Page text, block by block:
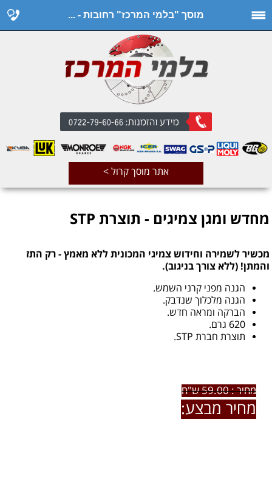
מוסך "בלמי המרכז" רחובות - ...
אתר מוסך קרול >
מחדש ומגן צמיגים - תוצרת STP
מכשיר לשמירה וחידוש צמיגי המכונית ללא מאמץ - רק התז
והמתן! (ללא צורך בניגוב).
הגנה מפני קרני השמש.
הגנה מלכלוך שנדבק.
הברקה ומראה חדש.
620 גרם.
תוצרת חברת STP.
מחיר : 59.00 ש"ח
מחיר מבצע: